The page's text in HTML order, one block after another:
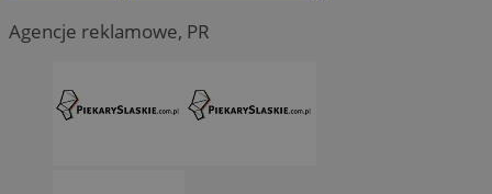
Agencje reklamowe, PR